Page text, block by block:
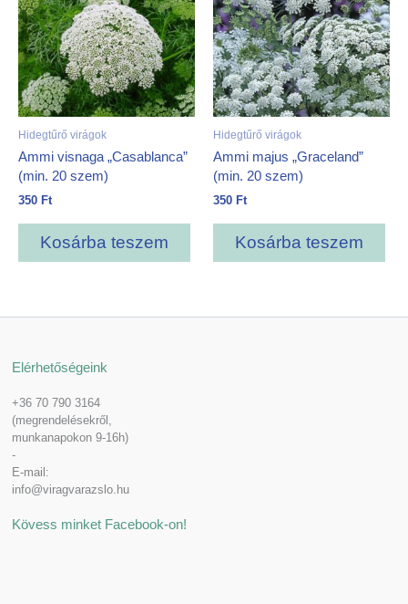
Hidegtűrő virágok
Ammi visnaga „Casablanca”
(min. 20 szem)
350 Ft
Kosárba teszem
Hidegtűrő virágok
Ammi majus „Graceland”
(min. 20 szem)
350 Ft
Kosárba teszem
Elérhetőségeink
+36 70 790 3164
(megrendelésekről,
munkanapokon 9-16h)
-
E-mail:
info@viragvarazslo.hu
Kövess minket Facebook-on!